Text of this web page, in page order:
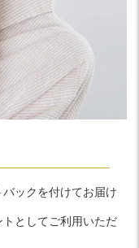
ックを付けてお届け
としてご利用いただ